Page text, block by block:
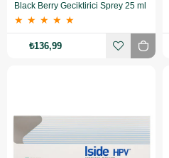
Black Berry Geciktirici Sprey 25 ml
★ ★ ★ ★ ★
₺136,99